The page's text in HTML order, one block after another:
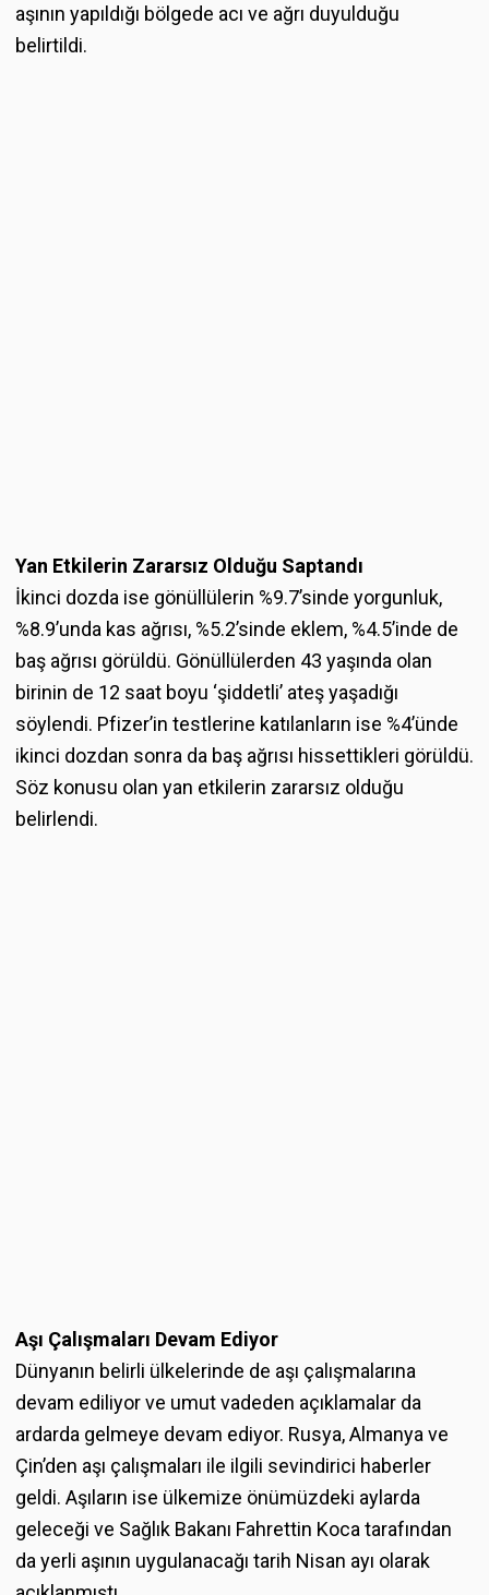
aşının yapıldığı bölgede acı ve ağrı duyulduğu
belirtildi.
Yan Etkilerin Zararsız Olduğu Saptandı
İkinci dozda ise gönüllülerin %9.7’sinde yorgunluk,
%8.9’unda kas ağrısı, %5.2’sinde eklem, %4.5’inde de
baş ağrısı görüldü. Gönüllülerden 43 yaşında olan
birinin de 12 saat boyu ‘şiddetli’ ateş yaşadığı
söylendi. Pfizer’in testlerine katılanların ise %4’ünde
ikinci dozdan sonra da baş ağrısı hissettikleri görüldü.
Söz konusu olan yan etkilerin zararsız olduğu
belirlendi.
Aşı Çalışmaları Devam Ediyor
Dünyanın belirli ülkelerinde de aşı çalışmalarına
devam ediliyor ve umut vadeden açıklamalar da
ardarda gelmeye devam ediyor. Rusya, Almanya ve
Çin’den aşı çalışmaları ile ilgili sevindirici haberler
geldi. Aşıların ise ülkemize önümüzdeki aylarda
geleceği ve Sağlık Bakanı Fahrettin Koca tarafından
da yerli aşının uygulanacağı tarih Nisan ayı olarak